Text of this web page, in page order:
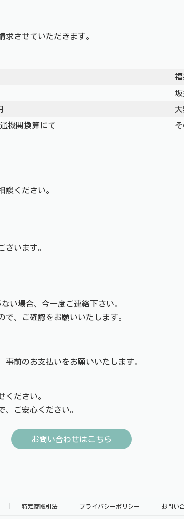
させていただきます。
機関換算にて
ください。
ざいます。
い場合、今一度ご連絡下さい。
、ご確認をお願いいたします。
前のお支払いをお願いいたします。
ください。
ご安心ください。
お問い合わせはこちら
特定商取引法 プライバシーポリシー お問い